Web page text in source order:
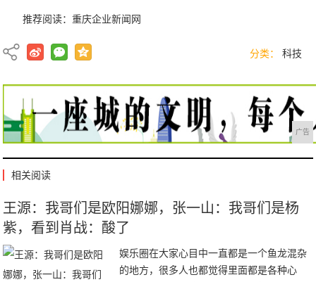
推荐阅读：重庆企业新闻网
分类： 科技
广告
相关阅读
王源：我哥们是欧阳娜娜，张一山：我哥们是杨
紫，看到肖战：酸了
娱乐圈在大家心目中一直都是一个鱼龙混杂
的地方，很多人也都觉得里面都是各种心